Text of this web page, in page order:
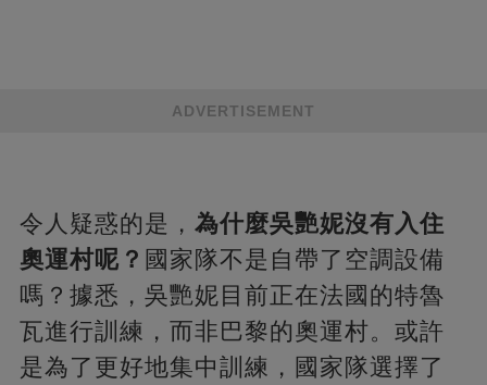
ADVERTISEMENT
令人疑惑的是， 為什麼吳艷妮沒有入住
奧運村呢？ 國家隊不是自帶了空調設備
嗎？據悉，吳艷妮目前正在法國的特魯
瓦進行訓練，而非巴黎的奧運村。或許
是為了更好地集中訓練，國家隊選擇了